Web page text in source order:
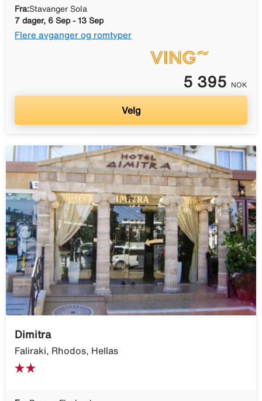
Fra:Stavanger Sola
7 dager, 6 Sep - 13 Sep
Flere avganger og romtyper
5 395 NOK
Velg
Dimitra
Faliraki, Rhodos, Hellas